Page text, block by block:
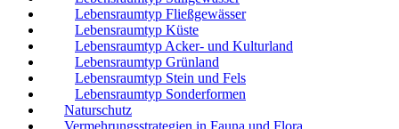
Lebensraumtyp Fließgewässer
Lebensraumtyp Küste
Lebensraumtyp Acker- und Kulturland
Lebensraumtyp Grünland
Lebensraumtyp Stein und Fels
Lebensraumtyp Sonderformen
Naturschutz
Vermehrungsstrategien in Fauna und Flora